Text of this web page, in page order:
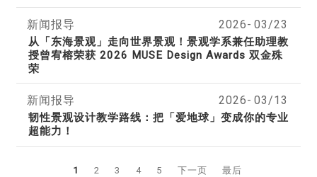
新闻报导
从「东海景观」走向世界景观！景观学系兼任助理教
授曾宥榕荣获 2026 MUSE Design Awards 双金殊
荣
2026- 03/23
新闻报导
韧性景观设计教学路线：把「爱地球」变成你的专业
超能力！
2026- 03/13
1 2 3 4 5 下一页 最后